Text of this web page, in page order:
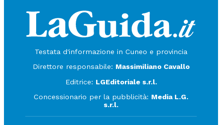
Testata d'informazione in Cuneo e provincia
Direttore responsabile: Massimiliano Cavallo
Editrice: LGEditoriale s.r.l.
Concessionario per la pubblicità: Media L.G.
s.r.l.